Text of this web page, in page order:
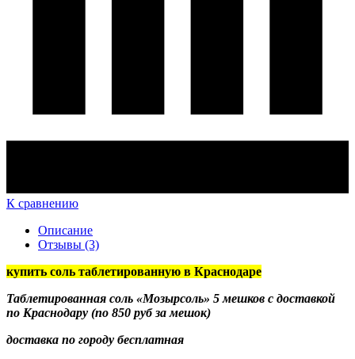
К сравнению
Описание
Отзывы (3)
купить соль таблетированную в Краснодаре
Таблетированная соль «Мозырсоль» 5 мешков с доставкой
по Краснодару (по 850 руб за мешок)
доставка по городу бесплатная